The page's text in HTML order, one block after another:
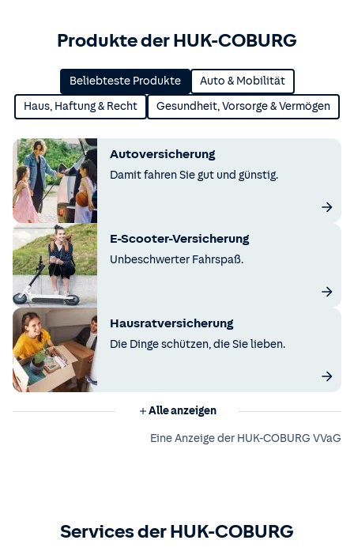
Produkte der HUK-COBURG
Beliebteste Produkte Auto & Mobilität
Haus, Haftung & Recht Gesundheit, Vorsorge & Vermögen
Autoversicherung
Damit fahren Sie gut und günstig.
E-Scooter-Versicherung
Unbeschwerter Fahrspaß.
Hausratversicherung
Die Dinge schützen, die Sie lieben.
Alle anzeigen
Eine Anzeige der HUK-COBURG VVaG
Services der HUK-COBURG